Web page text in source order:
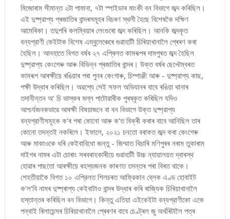
মিজোৰাম সীমান্ত ২টা পামানা, ৭টা স্পাইডাৰ মাংকী বন বিভাগে জব্দ কৰিছিল।
এই দুষ্প্রাপ্য প্ৰজাতিৰ বান্দৰসমূহৰ বিচৰণ স্থলী হৈছে বিশেষকৈ দক্ষিণ
আমেৰিকা। তদুপৰি কলম্বিয়াৰ লেংগুৰো জব্দ কৰিছিল। আনকি জব্দকৃত
বন্যপ্রাণী কেইটাক বিশেষ এম্বুলেঞ্চেৰে গুৱাহাটী চিৰিয়াখানালৈ প্ৰেৰণ কৰা
হৈছিল। আনহাতে বিগত বৰ্ষৰ ২৭ এপ্ৰিলত কামৰূপৰ দামপুৰত জব্দ হৈছিল
দুষ্প্রাপ্য কেংগেৰু আৰু বিভিন্ন প্ৰজাতিৰ বান্দৰ। উক্ত বৰ্ষৰ ছেপ্টেম্বৰত
কামৰূপ আৰক্ষীয়ে ৰঙিয়াৰ পৰা পুনৰ কেংগাৰু, চিম্পাঞ্জী আৰু - দুষ্প্রাপ্য কাছ,
পক্ষী উদ্ধাৰ কৰিছিল। অৱশ্যে সেই সফল অভিযানৰ বাবে ৰঙিয়া থানাৰ
তদানীন্তন অ’ চি ভাস্কৰ মল্ল পাটোৱাৰীক পুৰষ্কৃত কৰিছিল যদিও
আশ্চর্যজনকভাৱে আৰক্ষী বিষয়াজনে বা বন বিভাগে উক্ত দুষ্প্রাপ্য
বন্যপ্রাণীসমূহক ক'ৰ পৰা কোনো আৰু ক'ত বিক্ৰী কৰাৰ বাবে আনিছিল তাৰ
কোনো তদন্তই নকৰিলে। ইফালে, ২০২১ চনতো বৰাকত জব্দ কৰা কেংগেৰু
আৰু মাকাওকে ধৰি কেইবাবিধো জন্তু - জিম্মাত বিচাৰি মণিপুৰৰ নৰাম তুকাৰাম
দাইগৰ নামৰ এটা চোৰাং সৰবৰাহকাৰীয়ে গুৱাহাটী উচ্চ ন্যায়ালয়ত দ্বাৰস্থ
হোৱাৰ পাছতো আৰক্ষীয়ে ৰহস্যজনক কাৰণত তদন্তৰ পৰা বিৰত থাকে।
শেহতীয়াকৈ বিগত ১০ এপ্রিলত শিলচৰত আফ্রিকান ব্লেক এণ্ড হোবাইট
ক'ল'বি নামৰ দুষ্প্ৰাপ্য কেইবাটাও বান্দৰ উদ্ধাৰ কৰি ৰাজ্যিক চিৰিয়াখানালৈ
হস্তান্তৰ কৰিছিল বন বিভাগে। কিন্তু এতিয়া এইকেইটা বন্যপ্রাণীকো একে
পন্থাই ৰিলায়েন্সৰ চিৰিয়াখানালৈ প্ৰেৰণৰ বাবে চেণ্ট্ৰল জু অর্থৰিটালৈ পত্ৰ